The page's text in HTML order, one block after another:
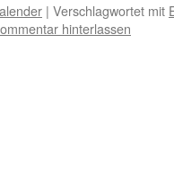
| Verschlagwortet mit
hinterlassen